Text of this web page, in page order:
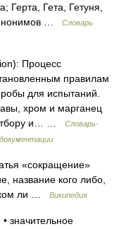
Герта, Гета, Гетуня,
…
Словарь
Процесс
правилам
для испытаний.
хром и марганец
и… …
Словарь-
«сокращение»
название кого либо,
ли …
Википедия
значительное